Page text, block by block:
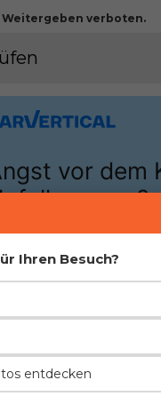
Weitergeben verboten.
Ihren Besuch?
entdecken